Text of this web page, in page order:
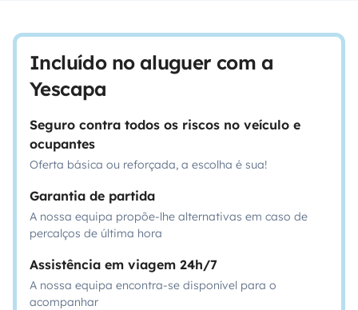
Incluído no aluguer com a
Yescapa
Seguro contra todos os riscos no veículo e
ocupantes
Oferta básica ou reforçada, a escolha é sua!
Garantia de partida
A nossa equipa propõe-lhe alternativas em caso de
percalços de última hora
Assistência em viagem 24h/7
A nossa equipa encontra-se disponível para o
acompanhar